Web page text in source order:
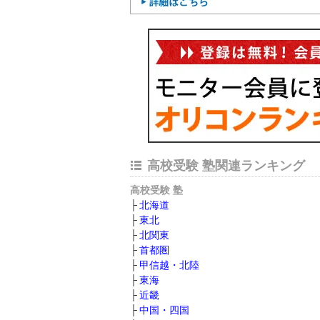
高校受験 塾関連ランキング
高校受験 塾
北海道
東北
北関東
首都圏
甲信越・北陸
東海
近畿
中国・四国